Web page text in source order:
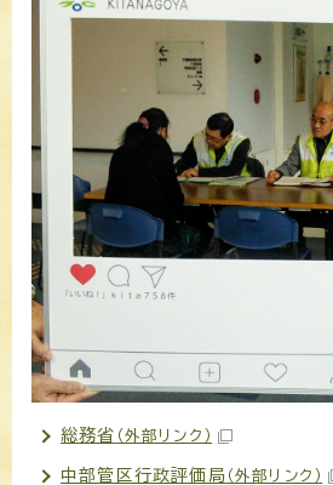
総務省 （外部リンク）
中部管区行政評価局 （外部リンク）